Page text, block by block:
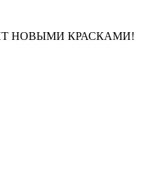
НОВЫМИ КРАСКАМИ!